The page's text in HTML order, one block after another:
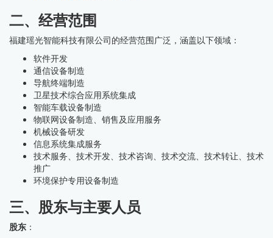
二、经营范围
福建瑶光智能科技有限公司的经营范围广泛，涵盖以下领域：
软件开发
通信设备制造
导航终端制造
卫星技术综合应用系统集成
智能车载设备制造
物联网设备制造、销售及应用服务
机械设备研发
信息系统集成服务
技术服务、技术开发、技术咨询、技术交流、技术转让、技术
推广
环境保护专用设备制造
三、股东与主要人员
股东 ：